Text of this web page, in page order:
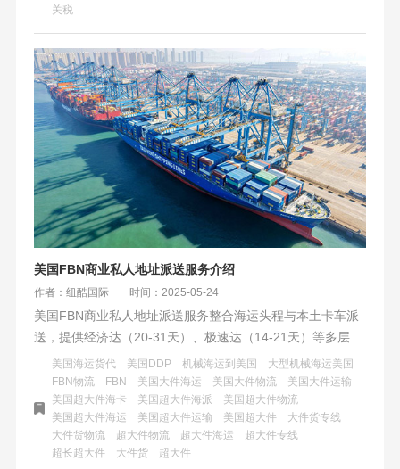
关税
美国FBN商业私人地址派送服务介绍
作者：纽酷国际 时间：2025-05-24
美国FBN商业私人地址派送服务整合海运头程与本土卡车派
送，提供经济达（20-31天）、极速达（14-21天）等多层级
渠道，覆盖全美商私地址及20+第三方仓，支持超大件运
输。自营资源保障时效与成本平衡，全链路可视，是跨境电
商、工业采购及私人寄送的可靠选择。
美国海运货代 美国DDP 机械海运到美国
大型机械海运美国
FBN物流
FBN 美国大件海运 美国大件物流
美国大件运输
美国超大件海卡
美国超大件海派
美国超大件物流
美国超大件海运
美国超大件运输 美国超大件
大件货专线
大件货物流
超大件物流 超大件海运
超大件专线
超长超大件
大件货 超大件